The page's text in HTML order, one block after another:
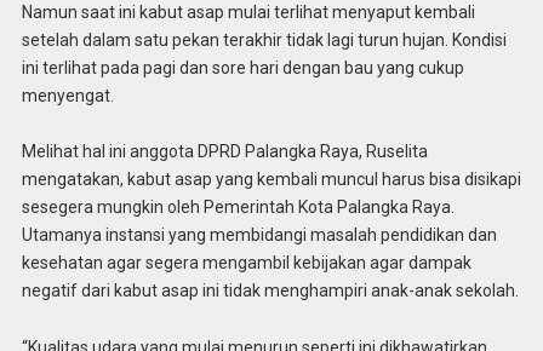
Namun saat ini kabut asap mulai terlihat menyaput kembali
setelah dalam satu pekan terakhir tidak lagi turun hujan. Kondisi
ini terlihat pada pagi dan sore hari dengan bau yang cukup
menyengat.
Melihat hal ini anggota DPRD Palangka Raya, Ruselita
mengatakan, kabut asap yang kembali muncul harus bisa disikapi
sesegera mungkin oleh Pemerintah Kota Palangka Raya.
Utamanya instansi yang membidangi masalah pendidikan dan
kesehatan agar segera mengambil kebijakan agar dampak
negatif dari kabut asap ini tidak menghampiri anak-anak sekolah.